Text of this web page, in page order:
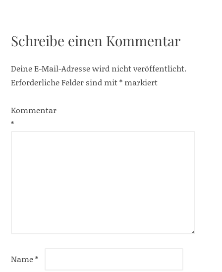
Schreibe einen Kommentar
Deine E-Mail-Adresse wird nicht veröffentlicht.
Erforderliche Felder sind mit* markiert
Kommentar
*
Name*